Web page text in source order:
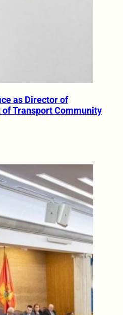
as Director of
Transport Community